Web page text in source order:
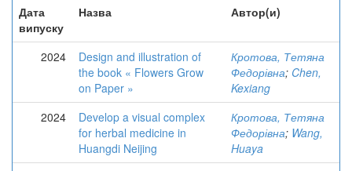
Дата
випуску
Назва Автор(и)
2024
Design and illustration of
the book « Flowers Grow
on Paper »
Кротова, Тетяна
Федорівна; Chen,
Kexiang
2024
Develop a visual complex
for herbal medicine in
Huangdi Neijing
Кротова, Тетяна
Федорівна; Wang,
Huaya